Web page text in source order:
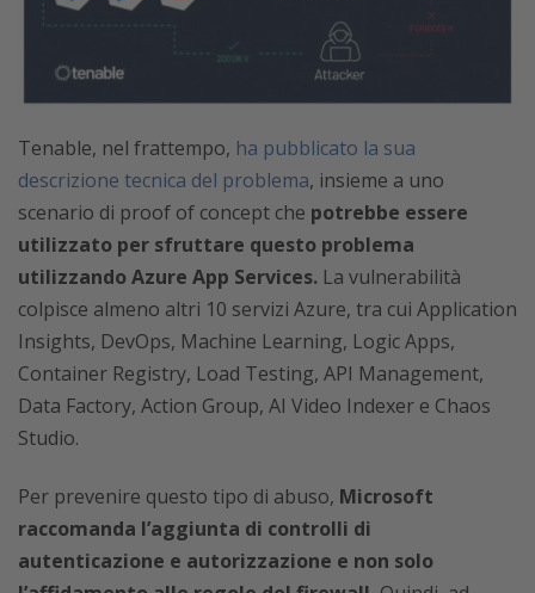
Tenable, nel frattempo, ha pubblicato la sua
descrizione tecnica del problema, insieme a uno
scenario di proof of concept che potrebbe essere
utilizzato per sfruttare questo problema
utilizzando Azure App Services. La vulnerabilità
colpisce almeno altri 10 servizi Azure, tra cui Application
Insights, DevOps, Machine Learning, Logic Apps,
Container Registry, Load Testing, API Management,
Data Factory, Action Group, AI Video Indexer e Chaos
Studio.
Per prevenire questo tipo di abuso, Microsoft
raccomanda l’aggiunta di controlli di
autenticazione e autorizzazione e non solo